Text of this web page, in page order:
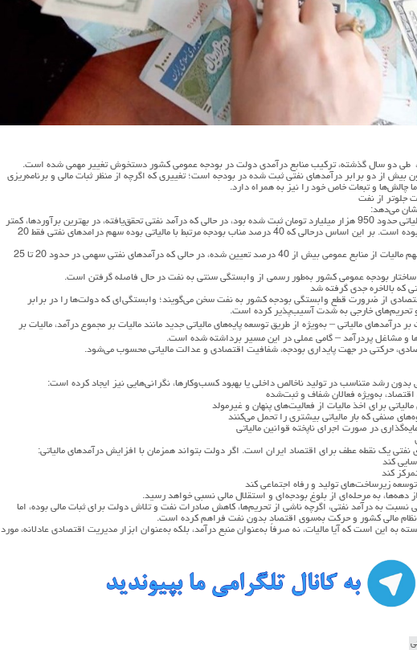
طی دو سال گذشته، ترکیب منابع درآمدی دولت در بودجه عمومی کشور دستخوش تغییر مهمی شده است.
بیش از دو برابر درآمدهای نفتی ثبت شده در بودجه است؛ تغییری که اگرچه از منظر ثبات مالی و برنامه‌ریزی
چالش‌ها و تبعات خاص خود را نیز به همراه دارد.
جلوتر از نفت
می‌دهد:
در سال 1402، درآمدهای مالیاتی حدود 950 هزار میلیارد تومان ثبت شده بود، در حالی که درآمد نفتی تحقق‌یافته، در بهترین برآوردها، کمتر
از 400 هزار میلیارد تومان بوده است. بر این اساس درحالی که 40 درصد مناب بودجه مرتبط با مالیاتی بوده سهم درامدهای نفتی فقط 20
در لایحه بودجه 1403 نیز سهم مالیات از منابع عمومی بیش از 40 درصد تعیین شده، در حالی که درآمدهای نفتی سهمی در حدود 20 تا 25
بودجه عمومی کشور به‌طور رسمی از وابستگی سنتی به نفت در حال فاصله گرفتن است.
که بالاخره جدی گرفته شد
از ضرورت قطع وابستگی بودجه کشور به نفت سخن می‌گویند؛ وابستگی‌ای که دولت‌ها را در برابر
تحریم‌های خارجی به شدت آسیب‌پذیر کرده است.
درآمدهای مالیاتی – به‌ویژه از طریق توسعه پایه‌های مالیاتی جدید مانند مالیات بر مجموع درآمد، مالیات بر
و مشاغل پردرآمد – گامی عملی در این مسیر برداشته شده است.
حرکتی در جهت پایداری بودجه، شفافیت اقتصادی و عدالت مالیاتی محسوب می‌شود.
بدون رشد متناسب در تولید ناخالص داخلی یا بهبود کسب‌وکارها، نگرانی‌هایی نیز ایجاد کرده است:
به‌ویژه فعالان شفاف و ثبت‌شده
برای اخذ مالیات از فعالیت‌های پنهان و غیرمولد
صنفی که بار مالیاتی بیشتری را تحمل می‌کنند
در صورت اجرای ناپخته قوانین مالیاتی
نفتی یک نقطه عطف برای اقتصاد ایران است. اگر دولت بتواند همزمان با افزایش درآمدهای مالیاتی:
کند
کند
زیرساخت‌های تولید و رفاه اجتماعی کند
به مرحله‌ای از بلوغ بودجه‌ای و استقلال مالی نسبی خواهد رسید.
نسبت به درآمد نفتی، اگرچه ناشی از تحریم‌ها، کاهش صادرات نفت و تلاش دولت برای ثبات مالی بوده، اما
مالی کشور و حرکت به‌سوی اقتصاد بدون نفت فراهم کرده است.
به این است که آیا مالیات، نه صرفاً به‌عنوان منبع درآمد، بلکه به‌عنوان ابزار مدیریت اقتصادی عادلانه، مورد